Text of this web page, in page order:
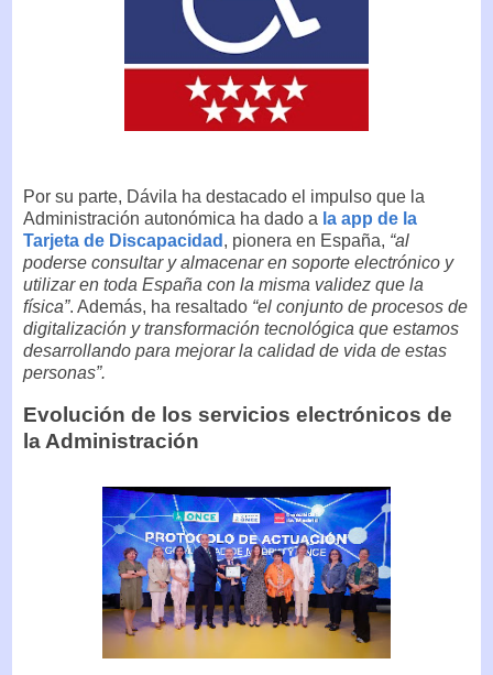
Por su parte, Dávila ha destacado el impulso que la
Administración autonómica ha dado a la app de la
Tarjeta de Discapacidad , pionera en España, “al
poderse consultar y almacenar en soporte electrónico y
utilizar en toda España con la misma validez que la
física”. Además, ha resaltado “el conjunto de procesos de
digitalización y transformación tecnológica que estamos
desarrollando para mejorar la calidad de vida de estas
personas”.
Evolución de los servicios electrónicos de
la Administración